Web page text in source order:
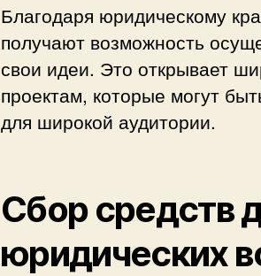
Благодаря юридическому
получают возможность
свои идеи. Это открывает
проектам, которые могут
для широкой аудитории.
Сбор средств
юридических